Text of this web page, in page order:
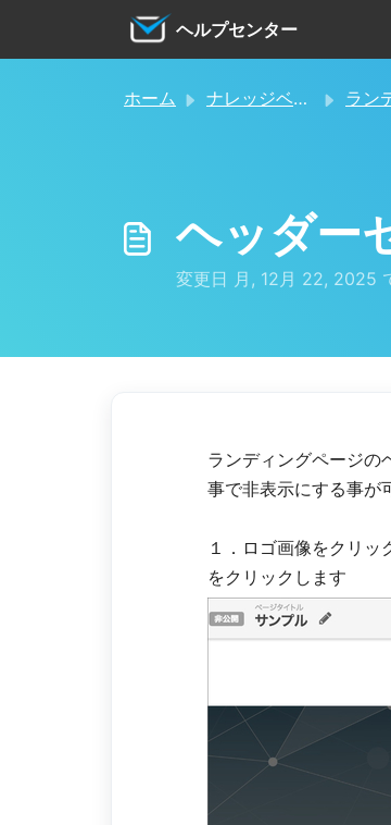
メインコンテンツに移動
ヘルプセンター
ホーム ナレッジベース ランディン
ヘッダー
変更日 月, 12月 22, 2025
ランディングページの
事で非表示にする事が
１．ロゴ画像をクリッ
をクリックします